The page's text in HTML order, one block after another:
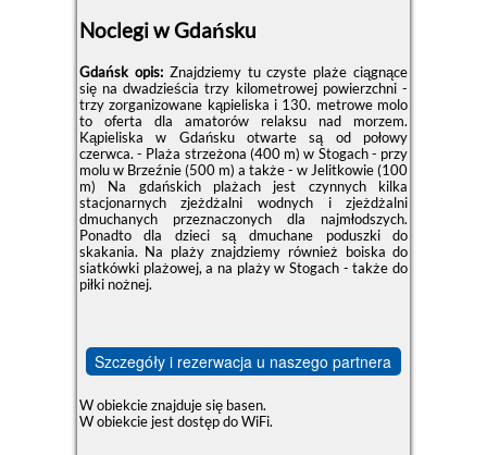
Noclegi w Gdańsku
Gdańsk opis: Znajdziemy tu czyste plaże ciągnące
się na dwadzieścia trzy kilometrowej powierzchni -
trzy zorganizowane kąpieliska i 130. metrowe molo
to oferta dla amatorów relaksu nad morzem.
Kąpieliska w Gdańsku otwarte są od połowy
czerwca. - Plaża strzeżona (400 m) w Stogach - przy
molu w Brzeźnie (500 m) a także - w Jelitkowie (100
m) Na gdańskich plażach jest czynnych kilka
stacjonarnych zjeżdżalni wodnych i zjeżdżalni
dmuchanych przeznaczonych dla najmłodszych.
Ponadto dla dzieci są dmuchane poduszki do
skakania. Na plaży znajdziemy również boiska do
siatkówki plażowej, a na plaży w Stogach - także do
piłki nożnej.
Szczegóły i rezerwacja u naszego partnera
W obiekcie znajduje się basen.
W obiekcie jest dostęp do WiFi.